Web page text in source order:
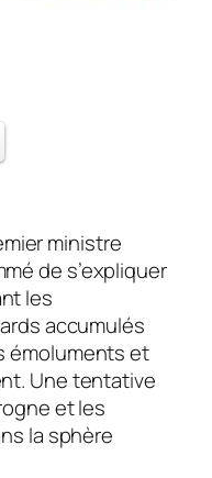
ministre
de s’expliquer
les
accumulés
émoluments et
Une tentative
et les
la sphère